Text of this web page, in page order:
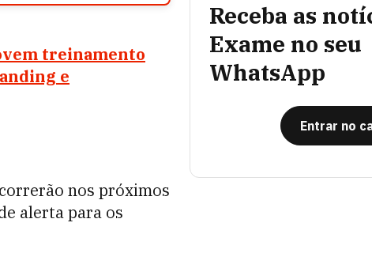
treinamento
e
nos próximos
alerta para os
Receba as
Exame no seu
WhatsApp
Entrar no